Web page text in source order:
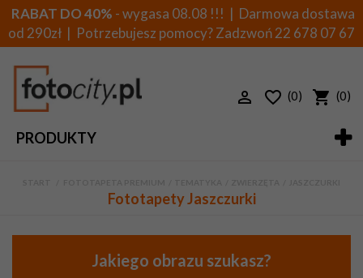
RABAT DO 40% - wygasa 08.08 !!! | Darmowa dostawa
od 290zł | Potrzebujesz pomocy? Zadzwoń22 678 07 67
PRODUKTY
(0) (0)
Fototapety Jaszczurki
Jakiego obrazu szukasz?